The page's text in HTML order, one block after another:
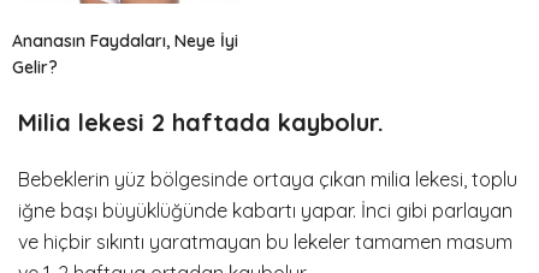
Ananasın Faydaları, Neye İyi
Gelir?
Milia lekesi 2 haftada kaybolur.
Bebeklerin yüz bölgesinde ortaya çıkan milia lekesi, toplu
iğne başı büyüklüğünde kabartı yapar. İnci gibi parlayan
ve hiçbir sıkıntı yaratmayan bu lekeler tamamen masum